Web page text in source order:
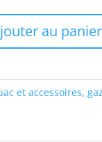
au panier
et accessoires,